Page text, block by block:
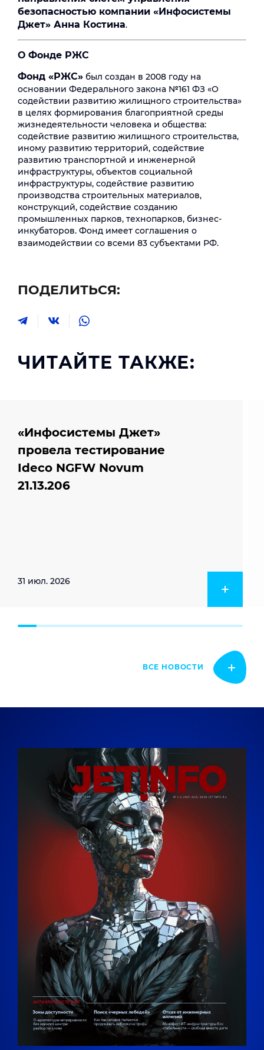
безопасностью компании «Инфосистемы
Джет» Анна Костина.
О Фонде РЖС
Фонд «РЖС» был создан в 2008 году на
основании Федерального закона №161 ФЗ «О
содействии развитию жилищного строительства»
в целях формирования благоприятной среды
жизнедеятельности человека и общества:
содействие развитию жилищного строительства,
иному развитию территорий, содействие
развитию транспортной и инженерной
инфраструктуры, объектов социальной
инфраструктуры, содействие развитию
производства строительных материалов,
конструкций, содействие созданию
промышленных парков, технопарков, бизнес-
инкубаторов. Фонд имеет соглашения о
взаимодействии со всеми 83 субъектами РФ.
ПОДЕЛИТЬСЯ:
ЧИТАЙТЕ ТАКЖЕ:
«Инфосистемы Джет»
провела тестирование
Ideco NGFW Novum
21.13.206
31 июл. 2026
ВСЕ НОВОСТИ